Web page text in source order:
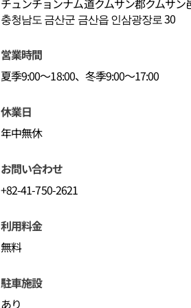
チュンチョンナム道クムサン郡クムサ
충청남도 금산군 금산읍 인삼광장로 30
営業時間
夏季9:00～18:00、冬季9:00～17:00
休業日
年中無休
お問い合わせ
+82-41-750-2621
利用料金
無料
駐車施設
あり